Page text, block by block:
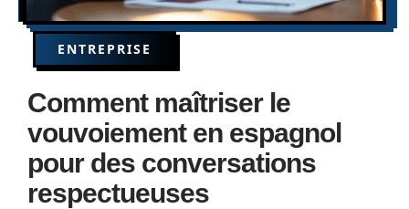
ENTREPRISE
Comment maîtriser le
vouvoiement en espagnol
pour des conversations
respectueuses